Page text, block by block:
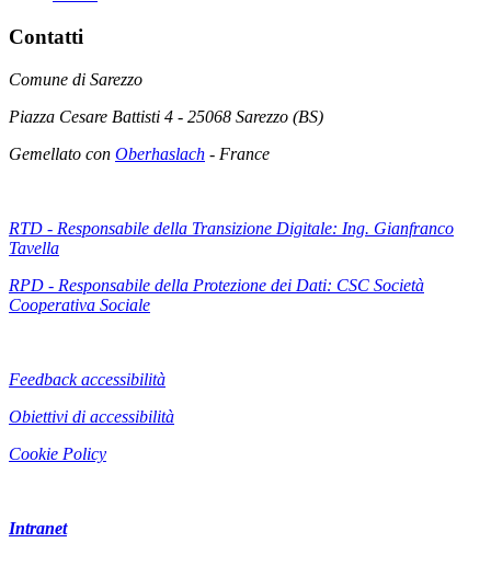
Contatti
Comune di Sarezzo
Piazza Cesare Battisti 4 - 25068 Sarezzo (BS)
Gemellato con Oberhaslach - France
RTD - Responsabile della Transizione Digitale: Ing. Gianfranco
Tavella
RPD - Responsabile della Protezione dei Dati: CSC Società
Cooperativa Sociale
Feedback accessibilità
Obiettivi di accessibilità
Cookie Policy
Intranet